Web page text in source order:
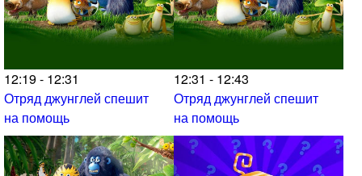
12:19 - 12:31
Отряд джунглей спешит
на помощь
12:31 - 12:43
Отряд джунглей спешит
на помощь